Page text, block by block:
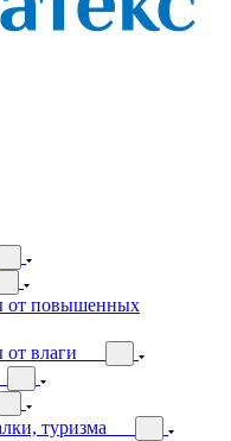
от повышенных
влаги
туризма